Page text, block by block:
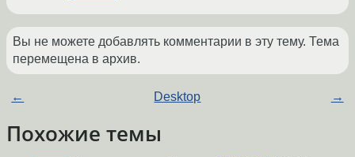
Вы не можете добавлять комментарии в эту тему. Тема
перемещена в архив.
← Desktop →
Похожие темы